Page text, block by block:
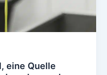
eine Quelle